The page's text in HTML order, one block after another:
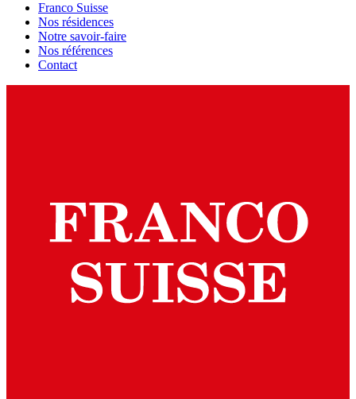
Franco Suisse
Nos résidences
Notre savoir-faire
Nos références
Contact